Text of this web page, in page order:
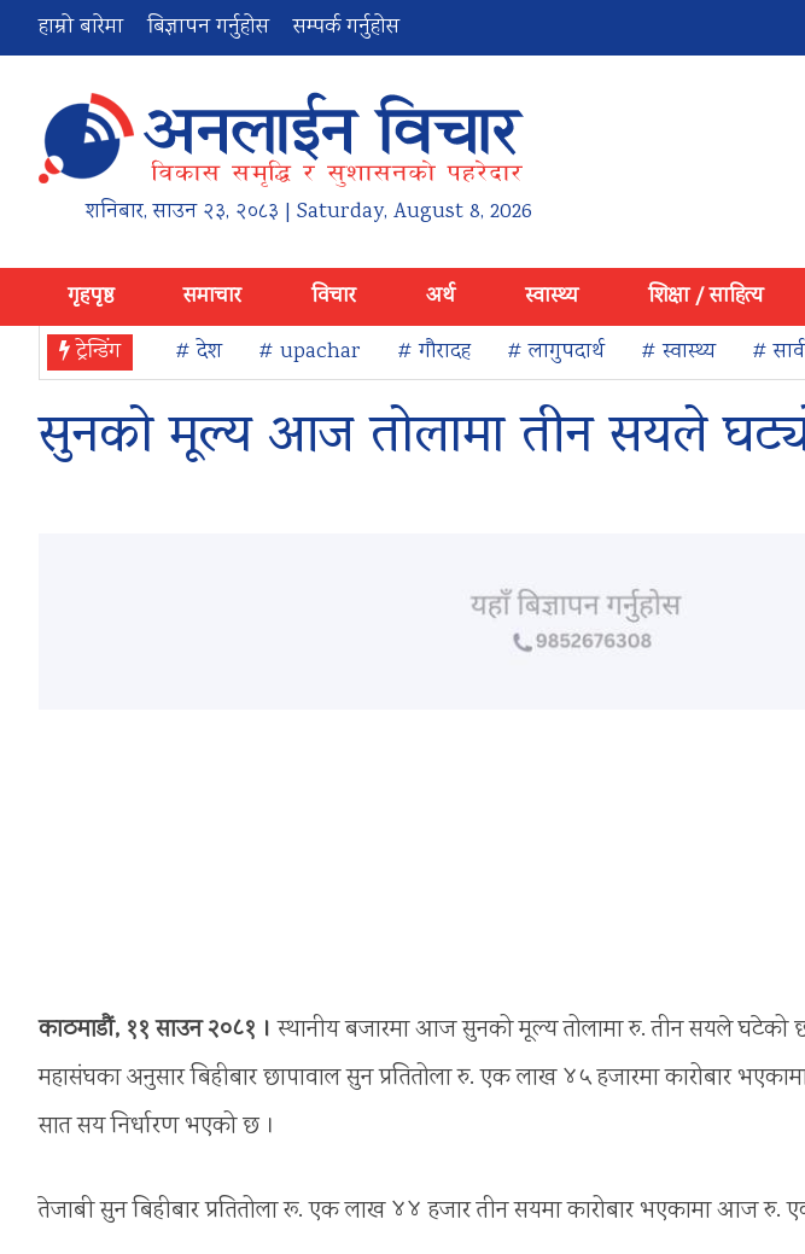
हाम्रो बारेमा बिज्ञापन गर्नुहोस सम्पर्क गर्नुहोस
शनिबार,साउन २३, २०८३ | Saturday, August 8, 2026
गृहपृष्ठ समाचार विचार अर्थ स्वास्थ्य शिक्षा / साहित्य
ट्रेन्डिंग
# देश # upachar # गौरादह # लागुपदार्थ # स्वास्थ्य #
सुनको मूल्य आज तोलामा तीन सयले
काठमाडौं, ११ साउन २०८१ । स्थानीय बजारमा आज सुनको मूल्य तोलामा रु. तीन सयले घटेको
महासंघका अनुसार बिहीबार छापावाल सुन प्रतितोला रु. एक लाख ४५ हजारमा कारोबार
सात सय निर्धारण भएको छ ।
तेजाबी सुन बिहीबार प्रतितोला रू. एक लाख ४४ हजार तीन सयमा कारोबार भएकामा आज रु.